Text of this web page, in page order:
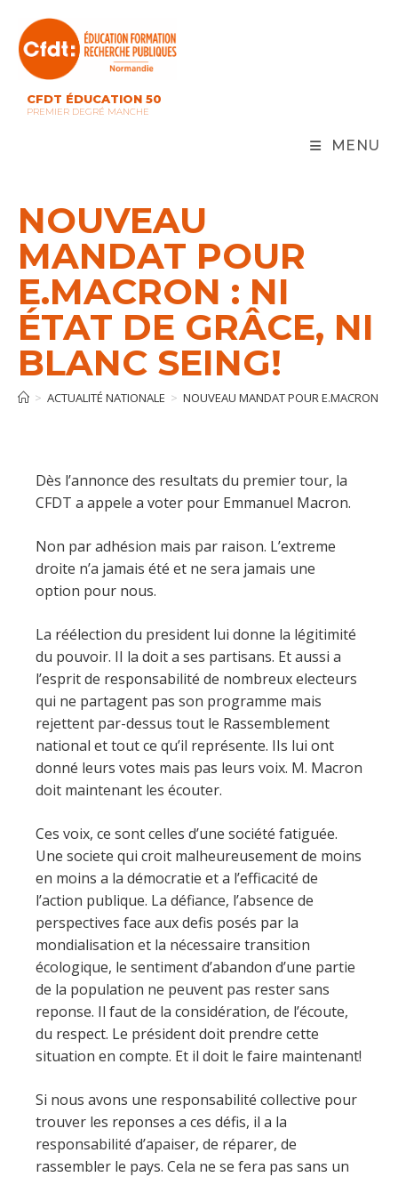
content
CFDT ÉDUCATION 50
PREMIER DEGRÉ MANCHE
MENU
NOUVEAU
MANDAT POUR
E.MACRON : NI
ÉTAT DE GRÂCE, NI
BLANC SEING!
> ACTUALITÉ NATIONALE > NOUVEAU MANDAT POUR E.MACRON :
Dès l’annonce des resultats du premier tour, la
CFDT a appele a voter pour Emmanuel Macron.
Non par adhésion mais par raison. L’extreme
droite n’a jamais été et ne sera jamais une
option pour nous.
La réélection du president lui donne la légitimité
du pouvoir. II la doit a ses partisans. Et aussi a
l’esprit de responsabilité de nombreux electeurs
qui ne partagent pas son programme mais
rejettent par-dessus tout le Rassemblement
national et tout ce qu’il représente. IIs lui ont
donné leurs votes mais pas leurs voix. M. Macron
doit maintenant les écouter.
Ces voix, ce sont celles d’une société fatiguée.
Une societe qui croit malheureusement de moins
en moins a la démocratie et a l’efficacité de
l’action publique. La défiance, l’absence de
perspectives face aux defis posés par la
mondialisation et la nécessaire transition
écologique, le sentiment d’abandon d’une partie
de la population ne peuvent pas rester sans
reponse. Il faut de la considération, de l’écoute,
du respect. Le président doit prendre cette
situation en compte. Et il doit le faire maintenant!
Si nous avons une responsabilité collective pour
trouver les reponses a ces défis, il a la
responsabilité d’apaiser, de réparer, de
rassembler le pays. Cela ne se fera pas sans un